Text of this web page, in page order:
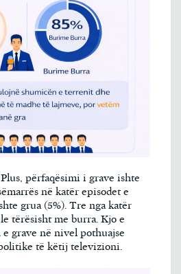
përfaqësimi i grave ishte
në katër episodet e
grua (5%). Tre nga katër
tërësisht me burra. Kjo e
grave në nivel pothuajse
të këtij televizioni.